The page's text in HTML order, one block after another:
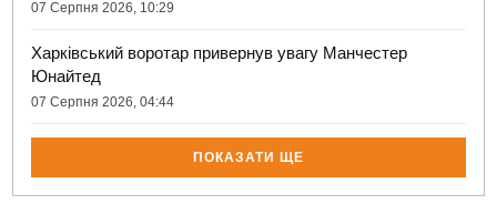
07 Серпня 2026, 10:29
Харківський воротар привернув увагу Манчестер
Юнайтед
07 Серпня 2026, 04:44
ПОКАЗАТИ ЩЕ